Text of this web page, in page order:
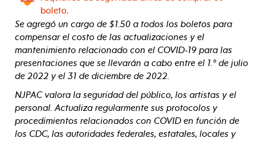
boleto.
Se agregó un cargo de $1.50 a todos los boletos para
compensar el costo de las actualizaciones y el
mantenimiento relacionado con el COVID-19 para las
presentaciones que se llevarán a cabo entre el 1.º de julio
de 2022 y el 31 de diciembre de 2022.
NJPAC valora la seguridad del público, los artistas y el
personal. Actualiza regularmente sus protocolos y
procedimientos relacionados con COVID en función de
los CDC, las autoridades federales, estatales, locales y